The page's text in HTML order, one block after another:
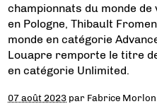
championnats du monde de
en Pologne, Thibault
monde en catégorie
Louapre remporte le titre
en catégorie Unlimited.
07 août 2023 par Fabrice Morlon